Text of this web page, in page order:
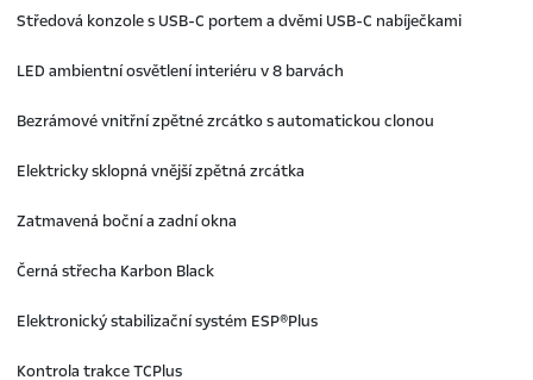
Středová konzole s USB-C portem a dvěmi USB-C nabíječkami
LED ambientní osvětlení interiéru v 8 barvách
Bezrámové vnitřní zpětné zrcátko s automatickou clonou
Elektricky sklopná vnější zpětná zrcátka
Zatmavená boční a zadní okna
Černá střecha Karbon Black
Elektronický stabilizační systém ESP®Plus
Kontrola trakce TCPlus